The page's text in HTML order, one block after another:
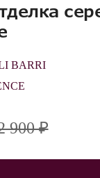
BARRI
900 ₽